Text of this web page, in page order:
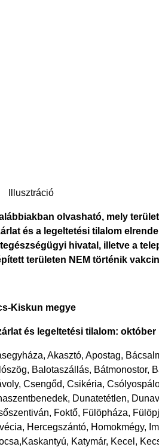
Illusztráció
olvasható, mely
és a legeltetési tilalom
hivatal, illetve a
területen NEM történik
Kiskun megye
és legeltetési tilalom: október
Akasztó, Apostag,
Balotaszállás, Bátmonostor,
Csengőd, Csikéria,
Dunatetétlen,
Foktő, Fülöpháza,
Hercegszántó, Homokmégy,
Katymár, Kecel,